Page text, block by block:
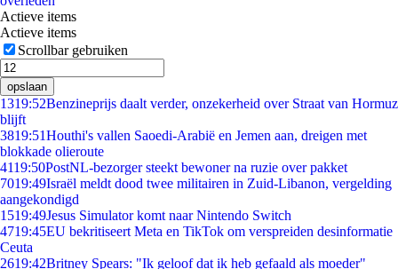
Actieve items
Actieve items
Scrollbar gebruiken
opslaan
1319:52Benzineprijs daalt verder, onzekerheid over Straat van Hormuz
blijft
3819:51Houthi's vallen Saoedi-Arabië en Jemen aan, dreigen met
blokkade olieroute
4119:50PostNL-bezorger steekt bewoner na ruzie over pakket
7019:49Israël meldt dood twee militairen in Zuid-Libanon, vergelding
aangekondigd
1519:49Jesus Simulator komt naar Nintendo Switch
4719:45EU bekritiseert Meta en TikTok om verspreiden desinformatie
Ceuta
2619:42Britney Spears: "Ik geloof dat ik heb gefaald als moeder"